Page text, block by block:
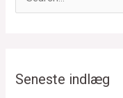
ø
f
Seneste indlæg